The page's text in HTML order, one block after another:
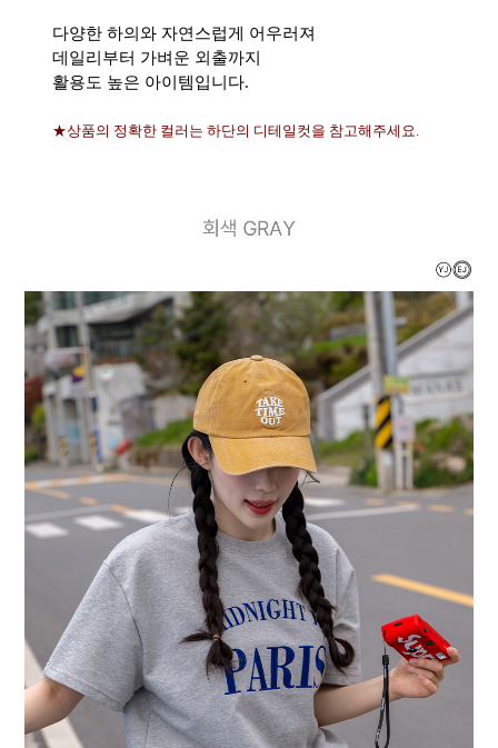
다양한 하의와 자연스럽게 어우러져
데일리부터 가벼운 외출까지
활용도 높은 아이템입니다.
★상품의 정확한 컬러는 하단의 디테일컷을 참고해주세요.